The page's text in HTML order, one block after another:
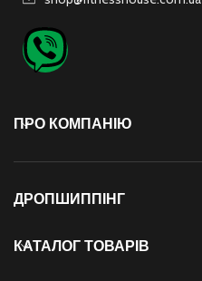
ПРО КОМПАНІЮ
ДРОПШИППІНГ
КАТАЛОГ ТОВАРІВ